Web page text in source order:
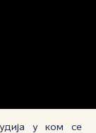
у ком се